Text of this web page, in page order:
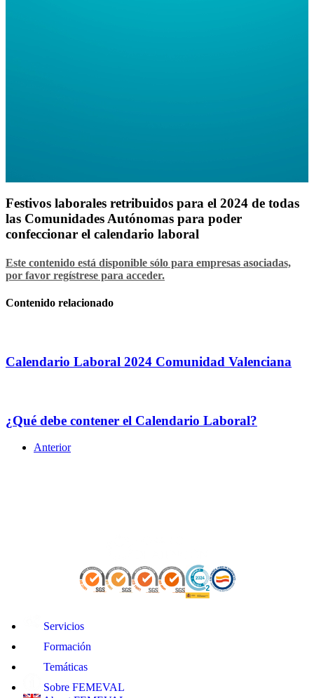
Festivos laborales retribuidos para el 2024 de todas
las Comunidades Autónomas para poder
confeccionar el calendario laboral
Este contenido está disponible sólo para empresas asociadas,
por favor regístrese para acceder.
Contenido relacionado
Calendario Laboral 2024 Comunidad Valenciana
¿Qué debe contener el Calendario Laboral?
Anterior
Servicios
Formación
Temáticas
Sobre FEMEVAL